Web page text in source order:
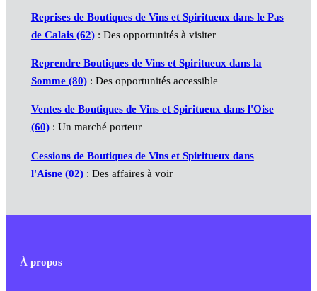
Reprises de Boutiques de Vins et Spiritueux dans le Pas
de Calais (62): Des opportunités à visiter
Reprendre Boutiques de Vins et Spiritueux dans la
Somme (80): Des opportunités accessible
Ventes de Boutiques de Vins et Spiritueux dans l'Oise
(60): Un marché porteur
Cessions de Boutiques de Vins et Spiritueux dans
l'Aisne (02): Des affaires à voir
À propos